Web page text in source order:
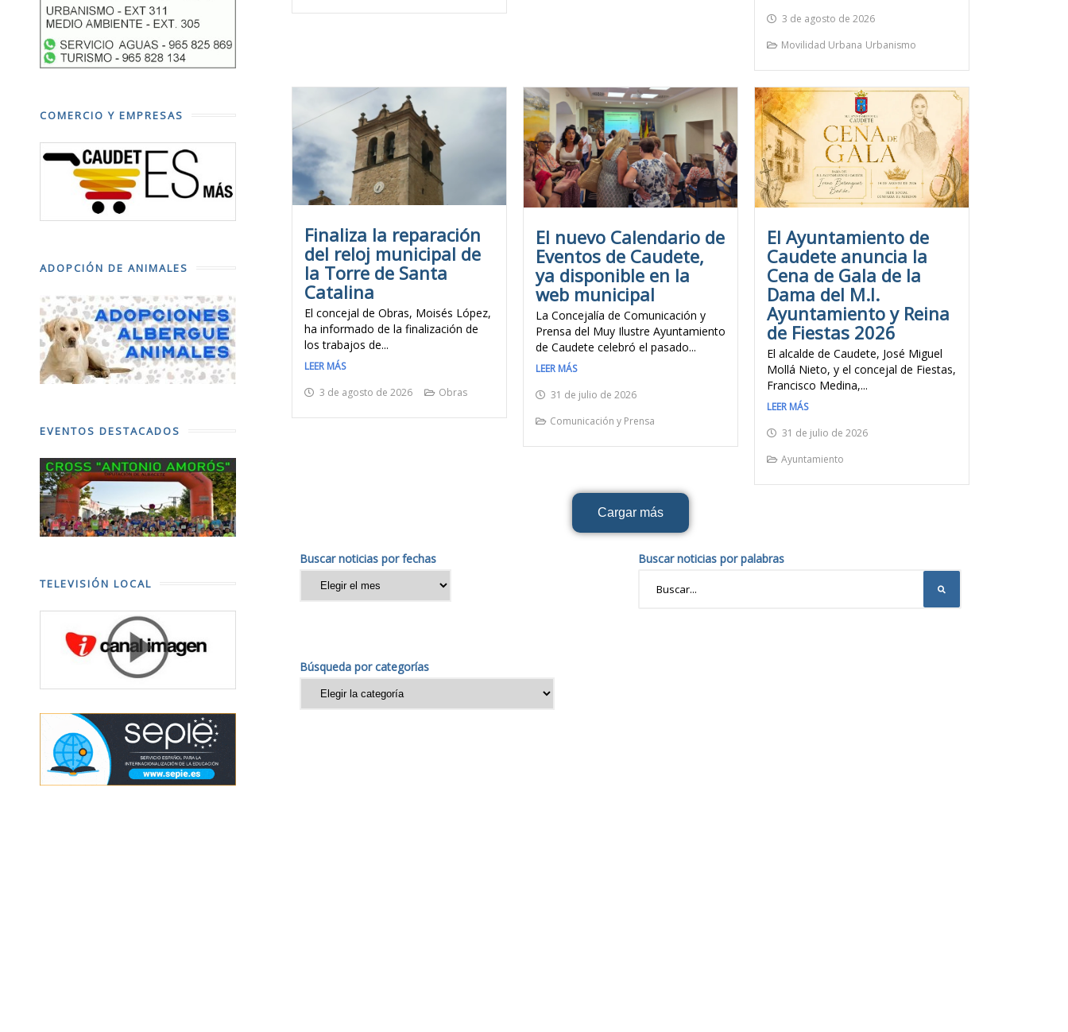
COMERCIO Y EMPRESAS
ADOPCIÓN DE ANIMALES
EVENTOS DESTACADOS
TELEVISIÓN LOCAL
3 de agosto de 2026
Movilidad Urbana Urbanismo
Finaliza la reparación
del reloj municipal de
la Torre de Santa
Catalina
El concejal de Obras, Moisés López,
ha informado de la finalización de
los trabajos de...
LEER MÁS
3 de agosto de 2026
Obras
El nuevo Calendario de
Eventos de Caudete,
ya disponible en la
web municipal
La Concejalía de Comunicación y
Prensa del Muy Ilustre Ayuntamiento
de Caudete celebró el pasado...
LEER MÁS
31 de julio de 2026
Comunicación y Prensa
El Ayuntamiento de
Caudete anuncia la
Cena de Gala de la
Dama del M.I.
Ayuntamiento y Reina
de Fiestas 2026
El alcalde de Caudete, José Miguel
Mollá Nieto, y el concejal de Fiestas,
Francisco Medina,...
LEER MÁS
31 de julio de 2026
Ayuntamiento
Cargar más
Buscar noticias por fechas Buscar noticias por palabras
Búsqueda por categorías